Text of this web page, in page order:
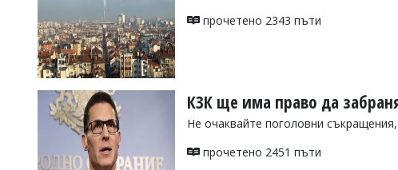
отговорност
откриете
прочетено 2343 пъти
КЗК ще има право да
Не очаквайте поголовни
прочетено 2451 пъти